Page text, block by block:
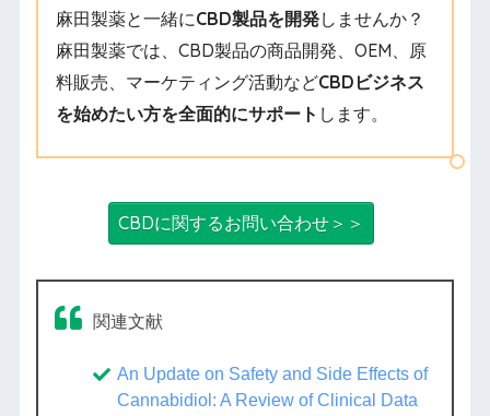
麻田製薬と一緒にCBD製品を開発しませんか？
麻田製薬では、CBD製品の商品開発、OEM、原
料販売、マーケティング活動などCBDビジネス
を始めたい方を全面的にサポート します。
CBDに関するお問い合わせ＞＞
関連文献
An Update on Safety and Side Effects of
Cannabidiol: A Review of Clinical Data